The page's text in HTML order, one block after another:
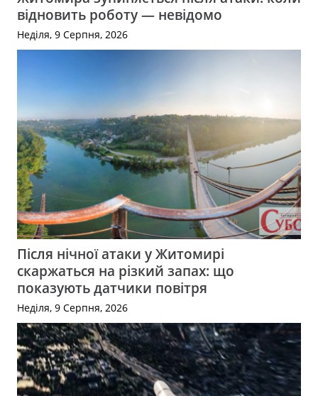
відновить роботу — невідомо
Неділя, 9 Серпня, 2026
Після нічної атаки у Житомирі
скаржаться на різкий запах: що
показують датчики повітря
Неділя, 9 Серпня, 2026